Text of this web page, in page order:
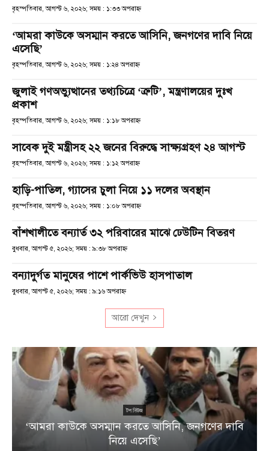
বৃহস্পতিবার, আগস্ট ৬, ২০২৬; সময় : ১:৩৩ অপরাহ্ণ
‘আমরা কাউকে অসম্মান করতে আসিনি, জনগণের দাবি নিয়ে
এসেছি’
বৃহস্পতিবার, আগস্ট ৬, ২০২৬; সময় : ১:২৪ অপরাহ্ণ
জুলাই গণঅভ্যুত্থানের তথ্যচিত্রে ‘ত্রুটি’, মন্ত্রণালয়ের দুঃখ
প্রকাশ
বৃহস্পতিবার, আগস্ট ৬, ২০২৬; সময় : ১:১৮ অপরাহ্ণ
সাবেক দুই মন্ত্রীসহ ২২ জনের বিরুদ্ধে সাক্ষ্যগ্রহণ ২৪ আগস্ট
বৃহস্পতিবার, আগস্ট ৬, ২০২৬; সময় : ১:১২ অপরাহ্ণ
হাড়ি-পাতিল, গ্যাসের চুলা নিয়ে ১১ দলের অবস্থান
বৃহস্পতিবার, আগস্ট ৬, ২০২৬; সময় : ১:০৮ অপরাহ্ণ
বাঁশখালীতে বন্যার্ত ৩২ পরিবারের মাঝে ঢেউটিন বিতরণ
বুধবার, আগস্ট ৫, ২০২৬; সময় : ৯:৩৮ অপরাহ্ণ
বন্যাদুর্গত মানুষের পাশে পার্কভিউ হাসপাতাল
বুধবার, আগস্ট ৫, ২০২৬; সময় : ৯:১৬ অপরাহ্ণ
আরো দেখুন
টপ নিউজ
‘আমরা কাউকে অসম্মান করতে আসিনি, জনগণের দাবি
নিয়ে এসেছি’